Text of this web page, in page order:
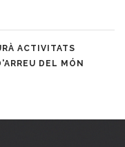
ACTIVITATS
DEL MÓN